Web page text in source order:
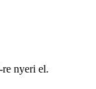
nyeri el.